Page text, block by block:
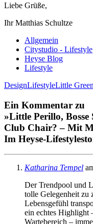
Liebe Grüße,
Ihr Matthias Schultze
Allgemein
Citystudio - Lifestyle
Heyse Blog
Lifestyle
DesignLifestyleLittle
Ein Kommentar zu
»Little Perillo, Bosse
Club Chair? – Mit
Im Heyse-
Katharina Tempel
Der Trendpool und
tolle Gelegenheit zu
Lebensgefühl
ein echtes Highlight
Wartebereich –